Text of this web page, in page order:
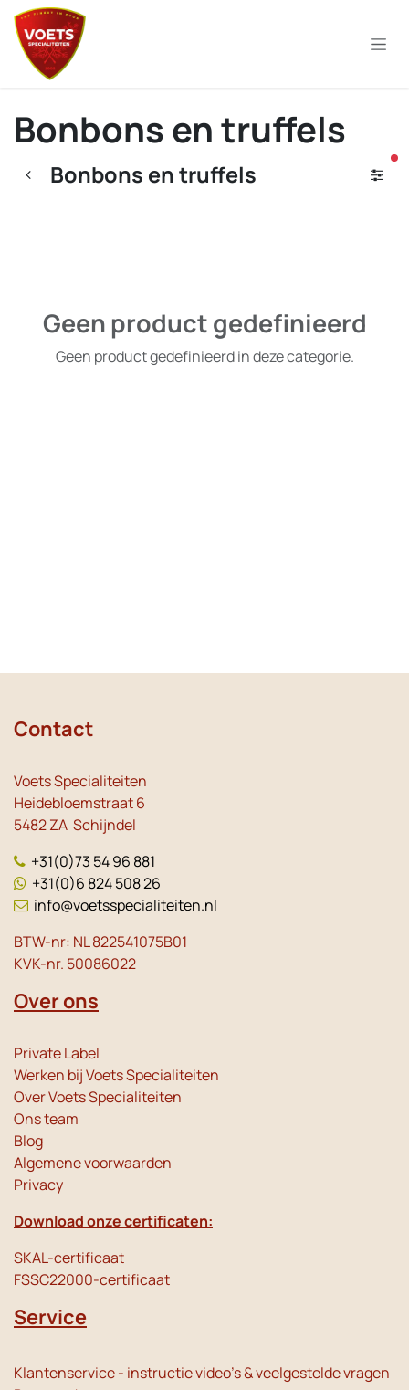
Overslaan naar inhoud
Bonbons en truffels
Bonbons en truffels
Geen product gedefinieerd
Geen product gedefinieerd in deze categorie.
Contact
Voets Specialiteiten
Heidebloemstraat 6
5482 ZA Schijndel
+31(0)73 54 96 881
+31(0)6 824 508 26
info@voetsspecialiteiten.nl
BTW-nr: NL 822541075B01
KVK-nr. 50086022
Over ons
Private Label
Werken bij Voets Specialiteiten
Over Voets Specialiteiten
Ons team
Blog
Algemene voorwaarden
Privacy
Download onze certificaten:
SKAL-certificaat
FSSC22000-certificaat
Service
Klantenservice - instructie video's & veelgestelde vragen